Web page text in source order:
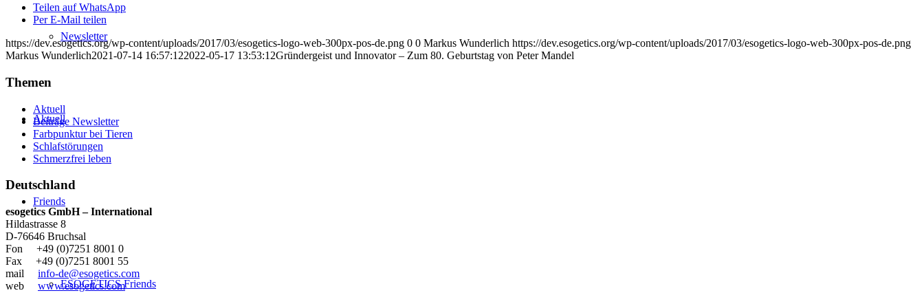
Newsletter
Aktuell
Friends
ESOGETICS Friends
Teilen auf WhatsApp
Per E-Mail teilen
https://dev.esogetics.org/wp-content/uploads/2017/03/esogetics-logo-web-300px-pos-de.png 0 0 Markus Wunderlich https://dev.esogetics.org/wp-content/uploads/2017/03/esogetics-logo-web-300px-pos-de.png
Markus Wunderlich2021-07-14 16:57:122022-05-17 13:53:12Gründergeist und Innovator – Zum 80. Geburtstag von Peter Mandel
Themen
Aktuell
Beiträge Newsletter
Farbpunktur bei Tieren
Schlafstörungen
Schmerzfrei leben
Deutschland
esogetics GmbH – International
Hildastrasse 8
D-76646 Bruchsal
Fon +49 (0)7251 8001 0
Fax +49 (0)7251 8001 55
mail info-de@esogetics.com
web www.esogetics.com